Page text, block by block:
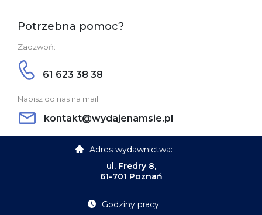
Potrzebna pomoc?
Zadzwoń:
61 623 38 38
Napisz do nas na mail:
kontakt@wydajenamsie.pl
Adres wydawnictwa:
ul. Fredry 8,
61-701 Poznań
Godziny pracy: